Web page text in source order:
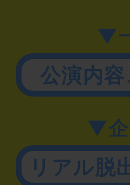
▼
公演内
▼企
リアル脱